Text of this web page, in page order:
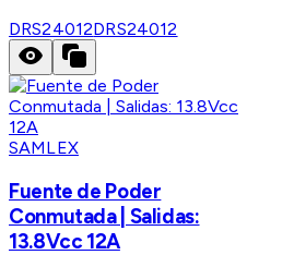
DRS24012DRS24012
SAMLEX
Fuente de Poder
Conmutada | Salidas:
13.8Vcc 12A